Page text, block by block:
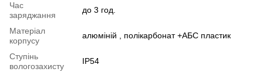
Час
заряджання
до 3 год.
Матеріал
корпусу
алюміній , полікарбонат +АБС пластик
Ступінь
вологозахисту
IP54